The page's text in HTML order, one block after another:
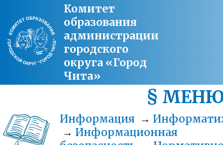
Комитет
образования
администрации
городского
округа «Город
Чита»
§
Информация →
→ Информационная